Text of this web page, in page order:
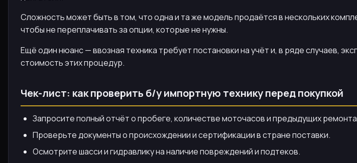
Сложность может быть в том, что одна и та же модель продаётся в нескольких
чтобы не переплачивать за опции, которые не нужны.
Ещё один нюанс — ввозная техника требует постановки на учёт и, в ряде случаев,
стоимость этих процедур.
Чек-лист: как проверить б/у импортную технику перед покупкой
Запросите полный отчёт о пробеге, количестве моточасов и предыдущих
Проверьте документы о происхождении и сертификации в стране поставки.
Осмотрите шасси и гидравлику на наличие повреждений и подтеков.